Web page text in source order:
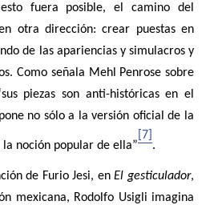
fuera posible, el camino del
otra dirección: crear puestas en
de las apariencias y simulacros y
Como señala Mehl Penrose sobre
piezas son anti-históricas en el
no sólo a la versión oficial de la
noción popular de ella”
[7]
.
de Furio Jesi, enEl gesticulador,
mexicana, Rodolfo Usigli imagina